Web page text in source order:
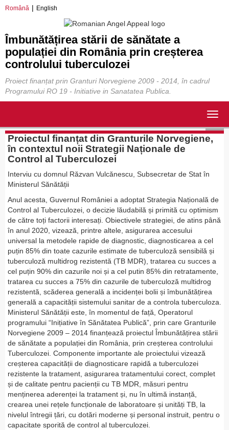
Română English
Îmbunătățirea stării de sănătate a
populației din România prin creșterea
controlului tuberculozei
Proiect finanțat prin Granturi Norvegiene 2009 - 2014, în cadrul
Programului RO 19 - Initiative in Sanatatea Publica.
Proiectul finanțat din Granturile Norvegiene,
în contextul noii Strategii Naționale de
Control al Tuberculozei
Interviu cu domnul Răzvan Vulcănescu, Subsecretar de Stat în
Ministerul Sănătății
Anul acesta, Guvernul României a adoptat Strategia Națională de
Control al Tuberculozei, o decizie lăudabilă și primită cu optimism
de către toți factorii interesați. Obiectivele strategiei, de atins până
în anul 2020, vizează, printre altele, asigurarea accesului
universal la metodele rapide de diagnostic, diagnosticarea a cel
puțin 85% din toate cazurile estimate de tuberculoză sensibilă și
tuberculoză multidrog rezistentă (TB MDR), tratarea cu succes a
cel puțin 90% din cazurile noi și a cel putin 85% din retratamente,
tratarea cu succes a 75% din cazurile de tuberculoză multidrog
rezistentă, scăderea generală a incidenței bolii și îmbunătățirea
generală a capacității sistemului sanitar de a controla tuberculoza.
Ministerul Sănătății este, în momentul de față, Operatorul
programului “Inițiative în Sănătatea Publică”, prin care Granturile
Norvegiene 2009 – 2014 finanțează proiectul Îmbunătățirea stării
de sănătate a populației din România, prin creșterea controlului
Tuberculozei. Componente importante ale proiectului vizează
creșterea capacității de diagnosticare rapidă a tuberculozei
rezistente la tratament, asigurarea tratamentului corect, complet
și de calitate pentru pacienții cu TB MDR, măsuri pentru
menținerea aderenței la tratament și, nu în ultimă instanță,
crearea unei rețele funcționale de laboratoare și unități TB, la
nivelul întregii țări, cu dotări moderne și personal instruit, pentru o
capacitate sporită de control al tuberculozei.